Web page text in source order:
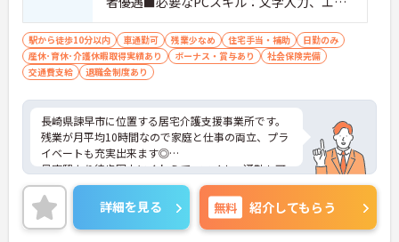
セル■ワード文書の作成が出来れば尚可
駅から徒歩10分以内 車通勤可 残業少なめ 住宅手当・補助
日勤のみ
産休･育休･介護休暇取得実績あり
ボーナス・賞与あり
社会保険完備
交通費支給
退職金制度あり
長崎県諫早市に位置する居宅介護支援事業所です。
残業が月平均10時間なので家庭と仕事の両立、プラ
イベートも充実出来ます◎
最寄駅より徒歩圏内にくわえて、マイカー通勤も可
能と通勤も便利です♪
ご興味のある方には、面接対策ポイントなど、さら
に詳細をご案内しますのでお気軽にご相談くださ
い！
詳細を見る 無料 紹介してもらう